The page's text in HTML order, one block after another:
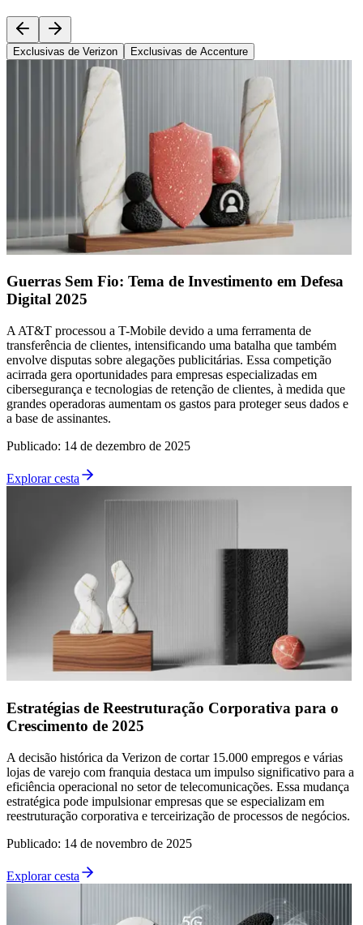
Exclusivas de Verizon Exclusivas de Accenture
Guerras Sem Fio: Tema de Investimento em Defesa
Digital 2025
A AT&T processou a T-Mobile devido a uma ferramenta de
transferência de clientes, intensificando uma batalha que também
envolve disputas sobre alegações publicitárias. Essa competição
acirrada gera oportunidades para empresas especializadas em
cibersegurança e tecnologias de retenção de clientes, à medida que
grandes operadoras aumentam os gastos para proteger seus dados e
a base de assinantes.
Publicado: 14 de dezembro de 2025
Explorar cesta
Estratégias de Reestruturação Corporativa para o
Crescimento de 2025
A decisão histórica da Verizon de cortar 15.000 empregos e várias
lojas de varejo com franquia destaca um impulso significativo para a
eficiência operacional no setor de telecomunicações. Essa mudança
estratégica pode impulsionar empresas que se especializam em
reestruturação corporativa e terceirização de processos de negócios.
Publicado: 14 de novembro de 2025
Explorar cesta